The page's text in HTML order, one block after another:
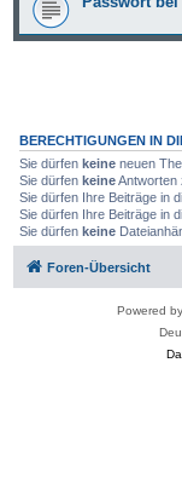
BERECHTIGUNGEN IN
Sie dürfen keineneuen
Sie dürfen keineAntworten
Sie dürfen Ihre Beiträge in
Sie dürfen Ihre Beiträge in
Sie dürfen keine
Foren-Übersicht
Powered by